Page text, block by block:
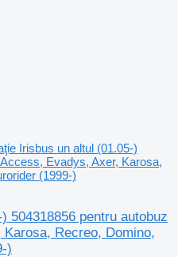
Irisbus un altul (01.05-)
Evadys, Axer, Karosa,
(1999-)
504318856 pentru autobuz
Recreo, Domino,
)